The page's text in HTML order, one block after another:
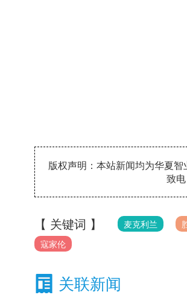
版权声明：本站新闻均为华夏
致
【 关键词 】 麦克利兰
寇家伦
关联新闻